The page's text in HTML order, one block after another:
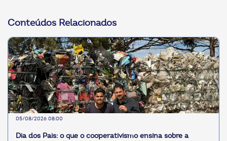
Conteúdos Relacionados
05/08/2026 08:00
Dia dos Pais: o que o cooperativismo ensina sobre a